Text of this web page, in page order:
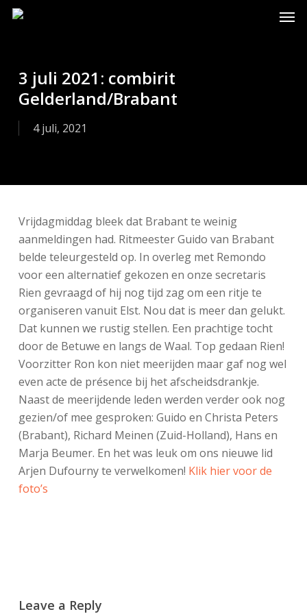
Skip
3 juli 2021: combirit
Gelderland/Brabant
4 juli, 2021
Vrijdagmiddag bleek dat Brabant te weinig
aanmeldingen had. Ritmeester Guido van Brabant
belde teleurgesteld op. In overleg met Remondo
voor een alternatief gekozen en onze secretaris
Rien gevraagd of hij nog tijd zag om een ritje te
organiseren vanuit Elst. Nou dat is meer dan gelukt.
Dat kunnen we rustig stellen. Een prachtige tocht
door de Betuwe en langs de Waal. Top gedaan Rien!
Voorzitter Ron kon niet meerijden maar gaf nog wel
even acte de présence bij het afscheidsdrankje.
Naast de meerijdende leden werden verder ook nog
gezien/of mee gesproken: Guido en Christa Peters
(Brabant), Richard Meinen (Zuid-Holland), Hans en
Marja Beumer. En het was leuk om ons nieuwe lid
Arjen Dufourny te verwelkomen! Klik hier voor de
foto’s
Leave a Reply